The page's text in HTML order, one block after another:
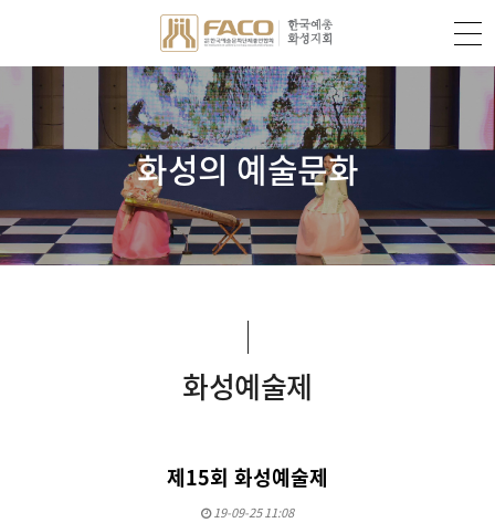
화성의 예술문화
화성예술제
제15회 화성예술제
19-09-25 11:08